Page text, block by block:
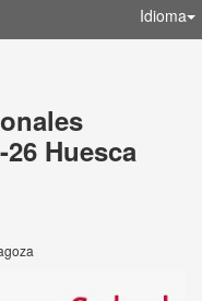
Idioma
Huesca